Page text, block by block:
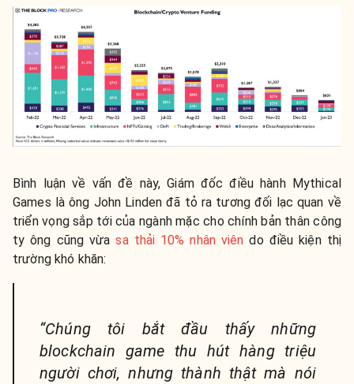
Bình luận về vấn đề này, Giám đốc điều hành Mythical
Games là ông John Linden đã tỏ ra tương đối lạc quan về
triển vọng sắp tới của ngành mặc cho chính bản thân công
ty ông cũng vừasa thải 10% nhân viên do điều kiện thị
trường khó khăn:
“Chúng tôi bắt đầu thấy những
blockchain game thu hút hàng triệu
người chơi, nhưng thành thật mà nói